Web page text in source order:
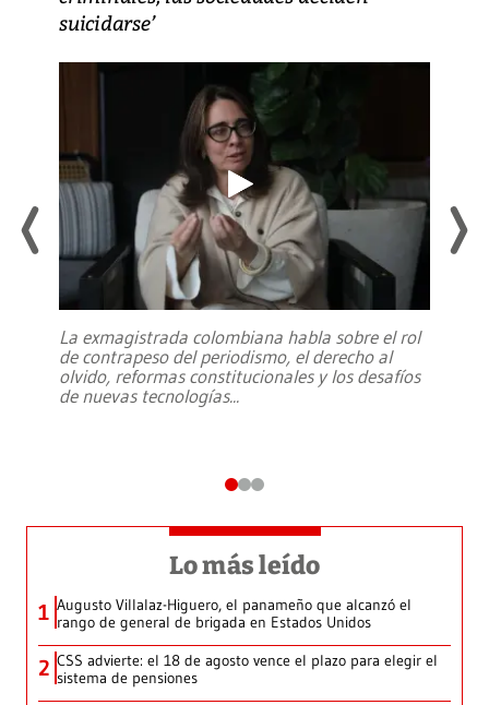
suicidarse’
La exmagistrada colombiana habla sobre el rol
de contrapeso del periodismo, el derecho al
olvido, reformas constitucionales y los desafíos
de nuevas tecnologías...
Lo más leído
1 Augusto Villalaz-Higuero, el panameño que alcanzó el
rango de general de brigada en Estados Unidos
2 CSS advierte: el 18 de agosto vence el plazo para elegir el
sistema de pensiones